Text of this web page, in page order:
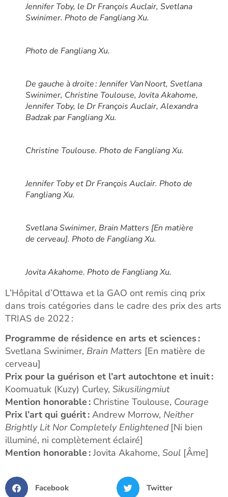
Jennifer Toby, le Dr François Auclair, Svetlana
Swinimer. Photo de Fangliang Xu.
Photo de Fangliang Xu.
De gauche à droite : Jennifer Van Noort, Svetlana
Swinimer, Christine Toulouse, Jovita Akahome,
Jennifer Toby, le Dr François Auclair, Alexandra
Badzak par Fangliang Xu.
Christine Toulouse. Photo de Fangliang Xu.
Jennifer Toby et Dr François Auclair. Photo de
Fangliang Xu.
Svetlana Swinimer, Brain Matters [En matière
de cerveau]. Photo de Fangliang Xu.
Jovita Akahome. Photo de Fangliang Xu.
L’Hôpital d’Ottawa et la GAO ont remis cinq prix
dans trois catégories dans le cadre des prix des arts
TRIAS de 2022 :
Programme de résidence en arts et sciences :
Svetlana Swinimer, Brain Matters [En matière de
cerveau]
Prix pour la guérison et l’art autochtone et inuit :
Koomuatuk (Kuzy) Curley, Sikusilingmiut
Mention honorable : Christine Toulouse, Courage
Prix l’art qui guérit : Andrew Morrow, Neither
Brightly Lit Nor Completely Enlightened [Ni bien
illuminé, ni complètement éclairé]
Mention honorable : Jovita Akahome, Soul [Âme]
Facebook Twitter